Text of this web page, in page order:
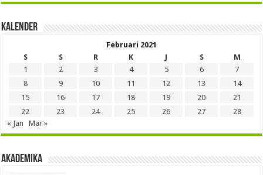
Kalender
Februari 2021
S
S R K J S
M
1
2 3 4 5 6
7
8
9 10 11 12 13
14
15
16 17 18 19 20
21
22
23 24 25 26 27
28
« Jan
Mar »
Akademika